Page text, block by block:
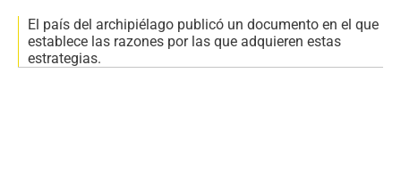
El país del archipiélago publicó un documento en el que
establece las razones por las que adquieren estas
estrategias.